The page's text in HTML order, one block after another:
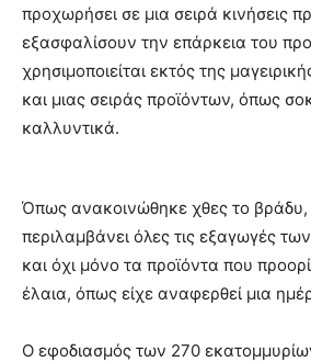
προχωρήσει σε μια σειρά κινήσεις
εξασφαλίσουν την επάρκεια του
χρησιμοποιείται εκτός της
και μιας σειράς προϊόντων, όπως
καλλυντικά.
Όπως ανακοινώθηκε χθες το βράδυ,
περιλαμβάνει όλες τις εξαγωγές
και όχι μόνο τα προϊόντα που
έλαια, όπως είχε αναφερθεί μια
Ο εφοδιασμός των 270